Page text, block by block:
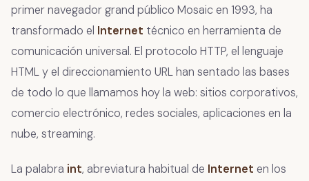
primer navegador grand público Mosaic en 1993, ha
transformado el Internet técnico en herramienta de
comunicación universal. El protocolo HTTP, el lenguaje
HTML y el direccionamiento URL han sentado las bases
de todo lo que llamamos hoy la web: sitios corporativos,
comercio electrónico, redes sociales, aplicaciones en la
nube, streaming.
La palabra int, abreviatura habitual de Internet en los